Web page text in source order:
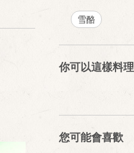
雪酪
你可以這樣料理
您可能會喜歡